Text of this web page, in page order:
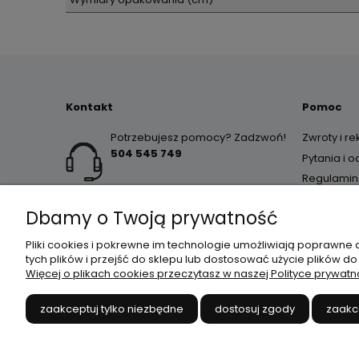
Kontakt
Potrzebujesz pomocy? Zadzwoń!
504 545 749
Pomoc
Zwroty i
Pytania i
Regulamin
Dbamy o Twoją prywatność
Pliki cookies i pokrewne im technologie umożliwiają
tych plików i przejść do sklepu lub dostosować użycie plików
Więcej o plikach cookies przeczytasz w naszej Polityce
zaakceptuj tylko niezbędne dostosuj zgody